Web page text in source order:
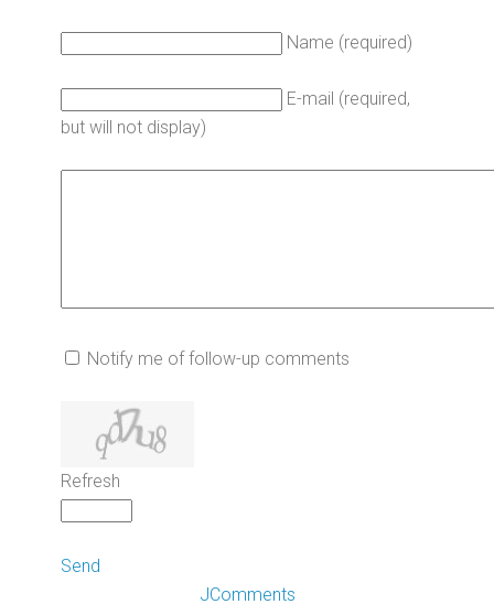
Name (required)
E-mail (required,
but will not display)
Notify me of follow-up comments
Refresh
Send
JComments